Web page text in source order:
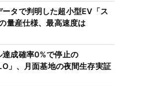
タで判明した超小型EV「ス
量産仕様、最高速度は
達成確率0%で停止の
」、月面基地の夜間生存実証